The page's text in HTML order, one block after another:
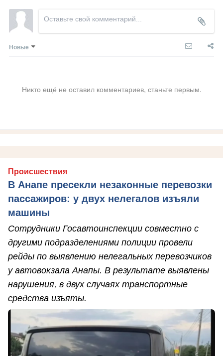
Новые
Никто ещё не оставил комментариев, станьте первым.
Происшествия
В Анапе пресекли незаконные перевозки
пассажиров: у двух нелегалов изъяли
машины
Сотрудники Госавтоинспекции совместно с
другими подразделениями полиции провели
рейды по выявлению нелегальных перевозчиков
у автовокзала Анапы. В результате выявлены
нарушения, в двух случаях транспортные
средства изъяты.